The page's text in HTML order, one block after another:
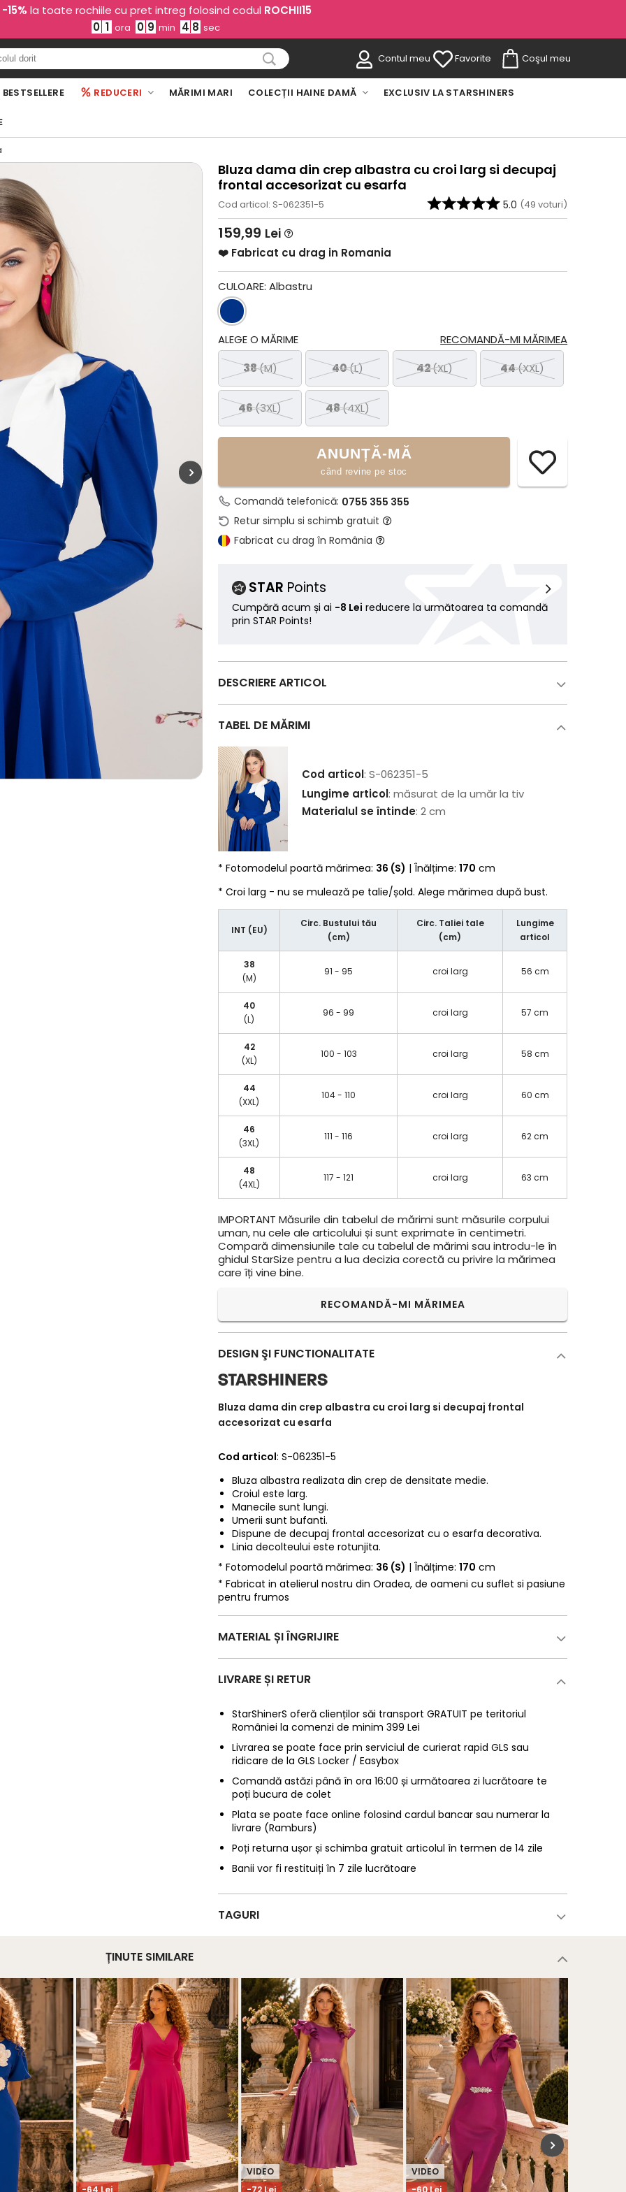
-15% la toate rochiile cu pret intreg folosind codul ROCHII15
0 1 ora 0 9 min 4 6 sec
Contul meu Favorite Coşul meu
BESTSELLERE REDUCERI MĂRIMI MARI COLECȚII HAINE DAMĂ EXCLUSIV LA STARSHINERS
Bluza dama din crep albastra cu croi larg si decupaj
frontal accesorizat cu esarfa
Cod articol: S-062351-5 5.0 (49 voturi)
159,99 Lei
❤️ Fabricat cu drag in Romania
CULOARE:Albastru
RECOMANDĂ-MI MĂRIMEA
ALEGE O MĂRIME
38(M) 40(L) 42(XL) 44(XXL)
46(3XL) 48(4XL)
ANUNȚĂ-MĂ
când revine pe stoc
Comandă telefonică: 0755 355 355
Retur simplu si schimb gratuit
Fabricat cu drag în România
STAR Points
Cumpără acum și ai -8 Lei reducere la următoarea ta comandă
prin STAR Points!
DESCRIERE ARTICOL
TABEL DE MĂRIMI
Cod articol: S-062351-5
Lungime articol: măsurat de la umăr la tiv
Materialul se întinde: 2 cm
* Fotomodelul poartă mărimea: 36 (S) | Înălțime:170 cm
* Croi larg - nu se mulează pe talie/șold. Alege mărimea după bust.
INT (EU)
Circ. Bustului tău
(cm)
Circ. Taliei tale
(cm)
Lungime
articol
38
(M)
91 - 95 croi larg 56 cm
40
(L)
96 - 99 croi larg 57 cm
42
(XL)
100 - 103 croi larg 58 cm
44
(XXL)
104 - 110 croi larg 60 cm
46
(3XL)
111 - 116 croi larg 62 cm
48
(4XL)
117 - 121 croi larg 63 cm
IMPORTANT Măsurile din tabelul de mărimi sunt măsurile corpului
uman, nu cele ale articolului și sunt exprimate în centimetri.
Compară dimensiunile tale cu tabelul de mărimi sau introdu-le în
ghidul StarSize pentru a lua decizia corectă cu privire la mărimea
care îți vine bine.
RECOMANDĂ-MI MĂRIMEA
DESIGN ŞI FUNCTIONALITATE
Bluza dama din crep albastra cu croi larg si decupaj frontal
accesorizat cu esarfa
Cod articol: S-062351-5
Bluza albastra realizata din crep de densitate medie.
Croiul este larg.
Manecile sunt lungi.
Umerii sunt bufanti.
Dispune de decupaj frontal accesorizat cu o esarfa decorativa.
Linia decolteului este rotunjita.
* Fotomodelul poartă mărimea: 36 (S) | Înălțime:170 cm
* Fabricat in atelierul nostru din Oradea, de oameni cu suflet si pasiune
pentru frumos
MATERIAL ȘI ÎNGRIJIRE
LIVRARE ȘI RETUR
StarShinerS oferă clienților săi transport GRATUIT pe teritoriul
României la comenzi de minim 399 Lei
Livrarea se poate face prin serviciul de curierat rapid GLS sau
ridicare de la GLS Locker / Easybox
Comandă astăzi până în ora 16:00 și următoarea zi lucrătoare te
poți bucura de colet
Plata se poate face online folosind cardul bancar sau numerar la
livrare (Ramburs)
Poți returna ușor și schimba gratuit articolul în termen de 14 zile
Banii vor fi restituiți în 7 zile lucrătoare
TAGURI
ȚINUTE SIMILARE
-64 Lei -72 Lei
VIDEO
-60 Lei
VIDEO